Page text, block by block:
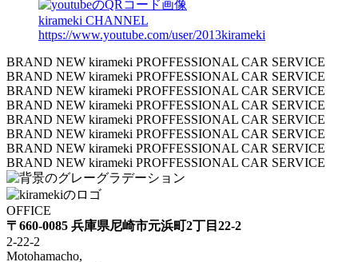
kirameki CHANNEL
https://www.youtube.com/user/2013kirameki
BRAND NEW kirameki PROFFESSIONAL CAR SERVICE
BRAND NEW kirameki PROFFESSIONAL CAR SERVICE
BRAND NEW kirameki PROFFESSIONAL CAR SERVICE
BRAND NEW kirameki PROFFESSIONAL CAR SERVICE
BRAND NEW kirameki PROFFESSIONAL CAR SERVICE
BRAND NEW kirameki PROFFESSIONAL CAR SERVICE
BRAND NEW kirameki PROFFESSIONAL CAR SERVICE
BRAND NEW kirameki PROFFESSIONAL CAR SERVICE
OFFICE
〒660-0085 兵庫県尼崎市元浜町2丁目22-2
2-22-2
Motohamacho,